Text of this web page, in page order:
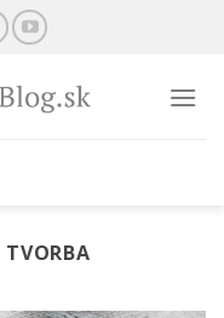
TVORBA